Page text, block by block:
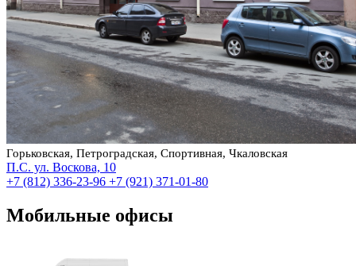
Горьковская, Петроградская, Спортивная, Чкаловская
П.С. ул. Воскова, 10
+7 (812) 336-23-96 +7 (921) 371-01-80
Мобильные офисы